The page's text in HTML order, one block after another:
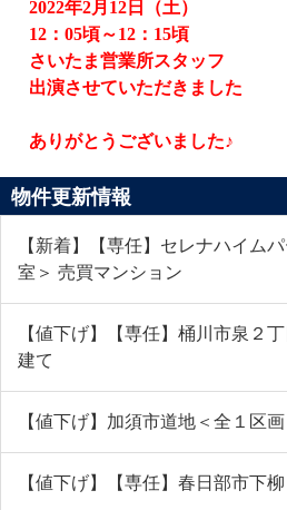
2022年2月 12 日（土）
12 ：05頃～12 ： 15頃
さいたま営業所スタッフ
出演させていただきました
ありがとうございました♪
物件更新情報
【新着】【専任】セレナハイム
室＞ 売買マンション
【値下げ】【専任】桶川市泉２
建て
【値下げ】加須市道地＜全１区
【値下げ】【専任】春日部市下